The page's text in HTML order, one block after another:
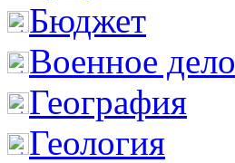
Бюджет
Военное дело
География
Геология